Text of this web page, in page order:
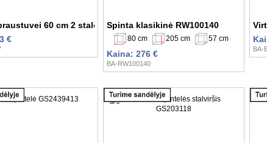
60 cm 2 stalčiai
€
Spinta klasikinė RW100140
80 cm 205 cm 57 cm
Kaina: 276 €
BA-RW100140
BA-